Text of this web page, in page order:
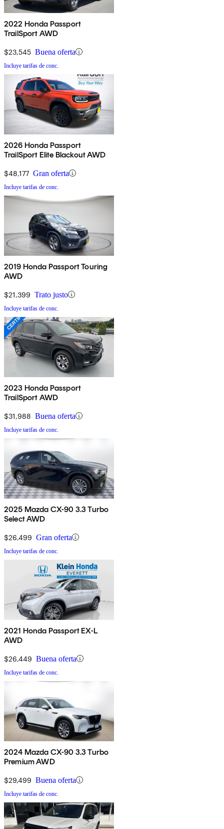
2022 Honda Passport
TrailSport AWD
$23,545 Buena oferta
Incluye tarifas de conc.
2026 Honda Passport
TrailSport Elite Blackout AWD
$48,177 Gran oferta
Incluye tarifas de conc.
2019 Honda Passport Touring
AWD
$21,399 Trato justo
Incluye tarifas de conc.
2023 Honda Passport
TrailSport AWD
$31,988 Buena oferta
Incluye tarifas de conc.
2025 Mazda CX-90 3.3 Turbo
Select AWD
$26,499 Gran oferta
Incluye tarifas de conc.
2021 Honda Passport EX-L
AWD
$26,449 Buena oferta
Incluye tarifas de conc.
2024 Mazda CX-90 3.3 Turbo
Premium AWD
$29,499 Buena oferta
Incluye tarifas de conc.